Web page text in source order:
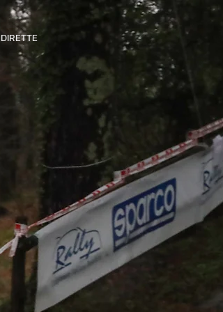
DIRETTE